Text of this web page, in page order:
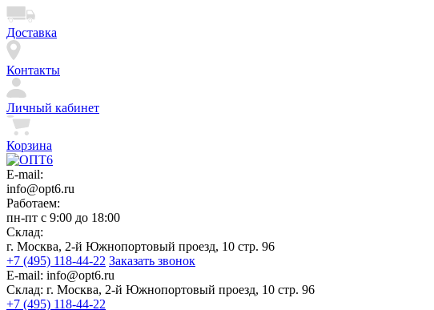
Доставка
Контакты
Личный кабинет
Корзина
E-mail:
info@opt6.ru
Работаем:
пн-пт с 9:00 до 18:00
Склад:
г. Москва, 2-й Южнопортовый проезд, 10 стр. 96
+7 (495) 118-44-22 Заказать звонок
E-mail: info@opt6.ru
Склад: г. Москва, 2-й Южнопортовый проезд, 10 стр. 96
+7 (495) 118-44-22